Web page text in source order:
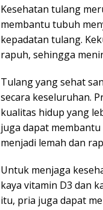
Kesehatan tulang
membantu tubuh
kepadatan tulang.
rapuh, sehingga
Tulang yang sehat
secara keseluruhan.
kualitas hidup yang
juga dapat
menjadi lemah dan
Untuk menjaga
kaya vitamin D3 dan
itu, pria juga dapat